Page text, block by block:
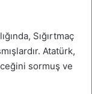
Sığırtmaç
Atatürk,
sormuş ve